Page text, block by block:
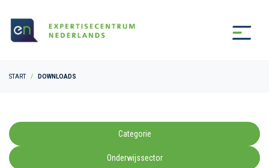
START DOWNLOADS
Categorie
Onderwijssector